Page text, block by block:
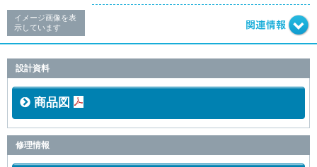
イメージ画像を表
示しています
設計資料
商品図
修理情報